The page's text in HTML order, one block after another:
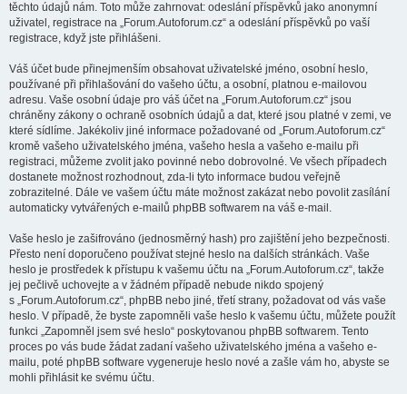
těchto údajů nám. Toto může zahrnovat: odeslání příspěvků jako anonymní
uživatel, registrace na „Forum.Autoforum.cz“ a odeslání příspěvků po vaší
registrace, když jste přihlášeni.
Váš účet bude přinejmenším obsahovat uživatelské jméno, osobní heslo,
používané při přihlašování do vašeho účtu, a osobní, platnou e-mailovou
adresu. Vaše osobní údaje pro váš účet na „Forum.Autoforum.cz“ jsou
chráněny zákony o ochraně osobních údajů a dat, které jsou platné v zemi, ve
které sídlíme. Jakékoliv jiné informace požadované od „Forum.Autoforum.cz“
kromě vašeho uživatelského jména, vašeho hesla a vašeho e-mailu při
registraci, můžeme zvolit jako povinné nebo dobrovolné. Ve všech případech
dostanete možnost rozhodnout, zda-li tyto informace budou veřejně
zobrazitelné. Dále ve vašem účtu máte možnost zakázat nebo povolit zasílání
automaticky vytvářených e-mailů phpBB softwarem na váš e-mail.
Vaše heslo je zašifrováno (jednosměrný hash) pro zajištění jeho bezpečnosti.
Přesto není doporučeno používat stejné heslo na dalších stránkách. Vaše
heslo je prostředek k přístupu k vašemu účtu na „Forum.Autoforum.cz“, takže
jej pečlivě uchovejte a v žádném případě nebude nikdo spojený
s „Forum.Autoforum.cz“, phpBB nebo jiné, třetí strany, požadovat od vás vaše
heslo. V případě, že byste zapomněli vaše heslo k vašemu účtu, můžete použít
funkci „Zapomněl jsem své heslo“ poskytovanou phpBB softwarem. Tento
proces po vás bude žádat zadaní vašeho uživatelského jména a vašeho e-
mailu, poté phpBB software vygeneruje heslo nové a zašle vám ho, abyste se
mohli přihlásit ke svému účtu.